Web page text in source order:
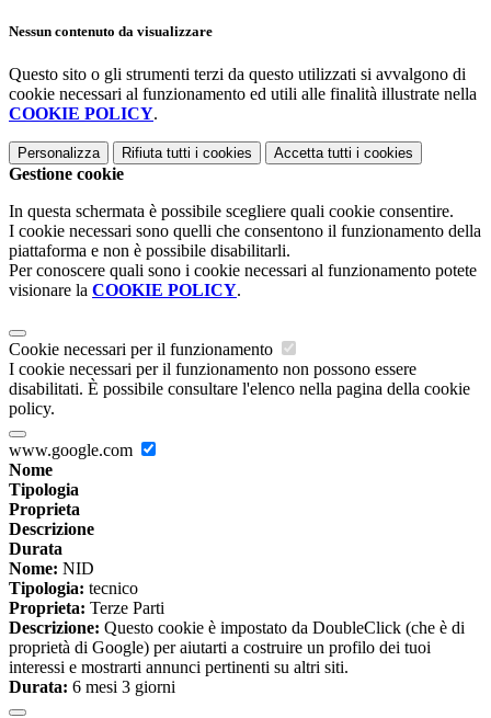
Nessun contenuto da visualizzare
Questo sito o gli strumenti terzi da questo utilizzati si avvalgono di
cookie necessari al funzionamento ed utili alle finalità illustrate nella
COOKIE POLICY.
Personalizza Rifiuta tutti i cookies Accetta tutti i cookies
Gestione cookie
In questa schermata è possibile scegliere quali cookie consentire.
I cookie necessari sono quelli che consentono il funzionamento della
piattaforma e non è possibile disabilitarli.
Per conoscere quali sono i cookie necessari al funzionamento potete
visionare la COOKIE POLICY.
Cookie necessari per il funzionamento
I cookie necessari per il funzionamento non possono essere
disabilitati. È possibile consultare l'elenco nella pagina della cookie
policy.
www.google.com
Nome
Tipologia
Proprieta
Descrizione
Durata
Nome: NID
Tipologia: tecnico
Proprieta: Terze Parti
Descrizione: Questo cookie è impostato da DoubleClick (che è di
proprietà di Google) per aiutarti a costruire un profilo dei tuoi
interessi e mostrarti annunci pertinenti su altri siti.
Durata: 6 mesi 3 giorni